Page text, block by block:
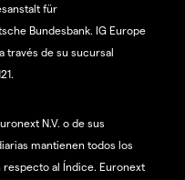
für
Bundesbank. IG Europe
través de su sucursal
N.V. o de sus
mantienen todos los
al Índice. Euronext